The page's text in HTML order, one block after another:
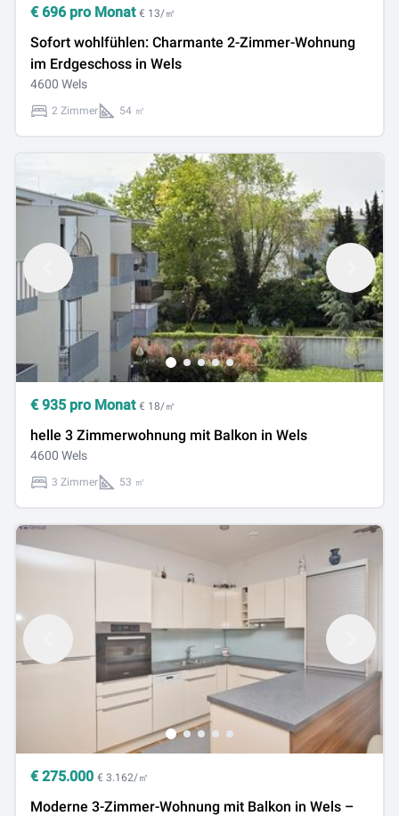
€ 696 pro Monat € 13/㎡
Sofort wohlfühlen: Charmante 2-Zimmer-Wohnung
im Erdgeschoss in Wels
4600 Wels
2 Zimmer 54 ㎡
€ 935 pro Monat € 18/㎡
helle 3 Zimmerwohnung mit Balkon in Wels
4600 Wels
3 Zimmer 53 ㎡
€ 275.000 € 3.162/㎡
Moderne 3-Zimmer-Wohnung mit Balkon in Wels –